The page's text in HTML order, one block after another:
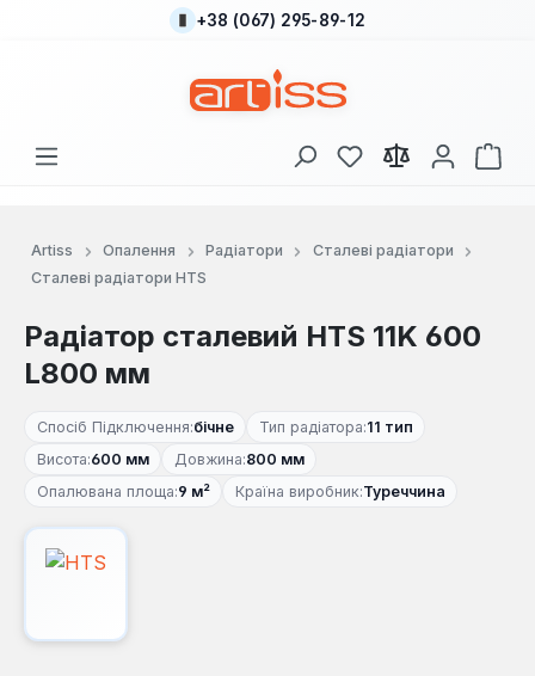
Перейти до основного вмісту
+38 (067) 295-89-12
У вас є 0 у списку
Artiss Опалення Радіатори
Сталеві радіатори
Сталеві радіатори HTS
Радіатор сталевий HTS 11K 600
L800 мм
Спосіб Підключення:бічне Тип радіатора:11 тип
Висота:600 мм Довжина:800 мм
Опалювана площа:9 м² Країна виробник:Туреччина